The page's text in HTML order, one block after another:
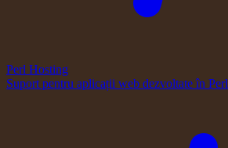
Perl Hosting
Suport pentru aplicații web dezvoltate în Perl